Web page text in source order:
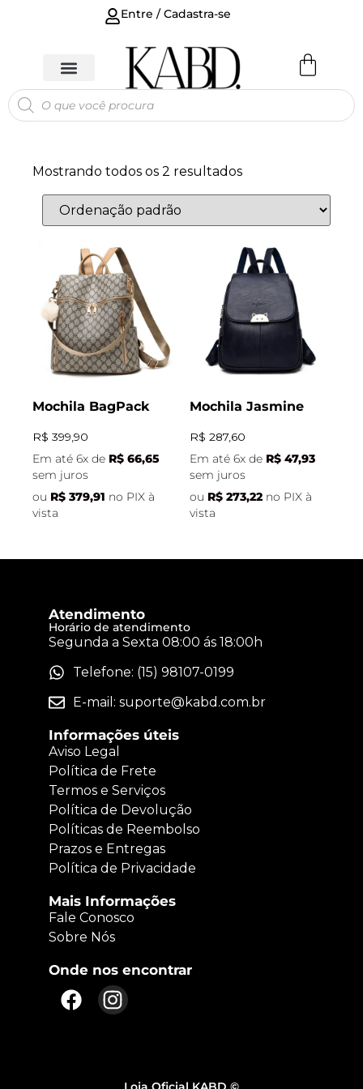
Entre / Cadastra-se
Mostrando todos os 2 resultados
Mochila BagPack
R$ 399,90
Em até 6x de R$ 66,65
sem juros
ou R$ 379,91 no PIX à
vista
Mochila Jasmine
R$ 287,60
Em até 6x de R$ 47,93
sem juros
ou R$ 273,22 no PIX à
vista
Atendimento
Horário de atendimento
Segunda a Sexta 08:00 ás 18:00h
Telefone: (15) 98107-0199
E-mail: suporte@kabd.com.br
Informações úteis
Aviso Legal
Política de Frete
Termos e Serviços
Política de Devolução
Políticas de Reembolso
Prazos e Entregas
Política de Privacidade
Mais Informações
Fale Conosco
Sobre Nós
Onde nos encontrar